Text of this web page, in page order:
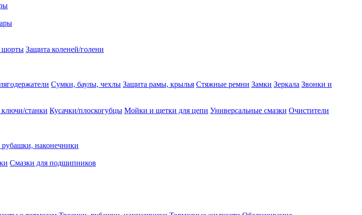
шорты Защита коленей/голени
Сумки, баулы, чехлы Защита рамы, крылья Стяжные ремни Замки Зеркала Звонки и
станки Кусачки/плоскогубцы Мойки и щетки для цепи Универсальные смазки Очистители
рубашки, наконечники
Смазки для подшипников